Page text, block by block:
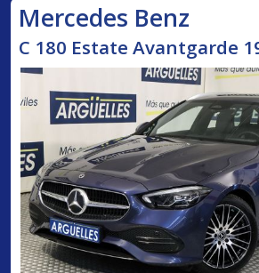
Mercedes Benz
C 180 Estate Avantgarde